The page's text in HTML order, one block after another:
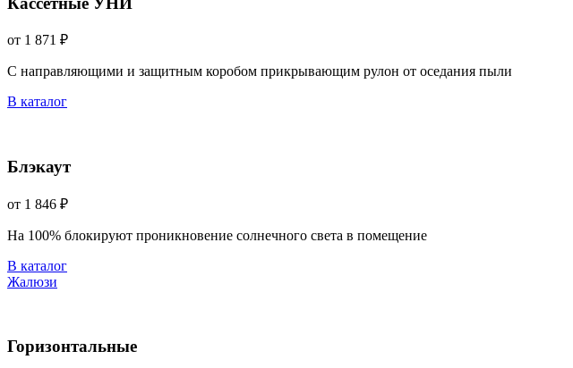
от 1 871 ₽
С направляющими и защитным коробом прикрывающим рулон от оседания пыли
В каталог
Блэкаут
от 1 846 ₽
На 100% блокируют проникновение солнечного света в помещение
В каталог
Жалюзи
Горизонтальные